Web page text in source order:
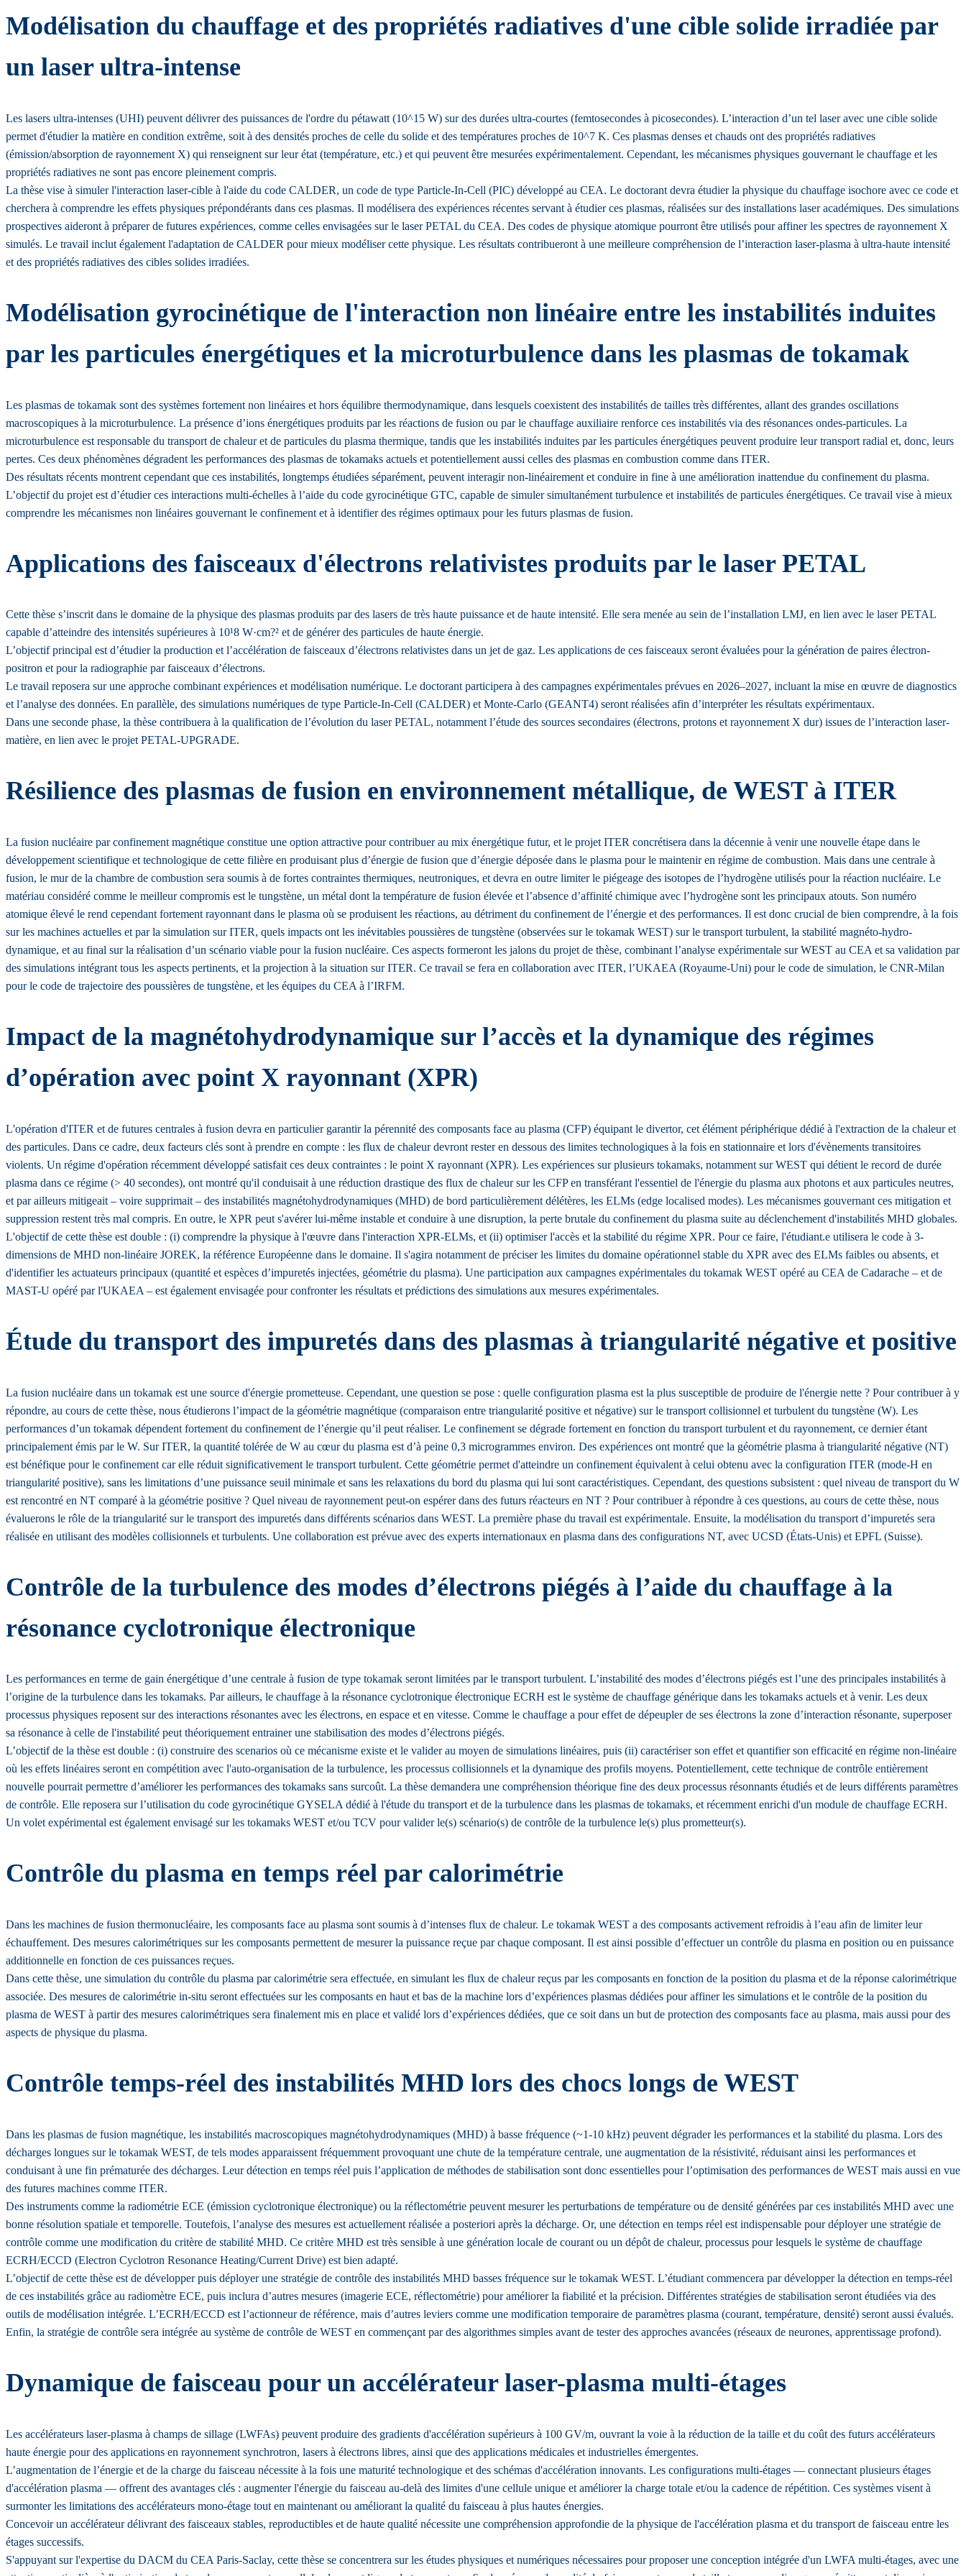
Modélisation du chauffage et des propriétés radiatives d'une cible solide irradiée par
un laser ultra-intense
Les lasers ultra-intenses (UHI) peuvent délivrer des puissances de l'ordre du pétawatt (10^15 W) sur des durées ultra-courtes (femtosecondes à picosecondes). L’interaction d’un tel laser avec une cible solide
permet d'étudier la matière en condition extrême, soit à des densités proches de celle du solide et des températures proches de 10^7 K. Ces plasmas denses et chauds ont des propriétés radiatives
(émission/absorption de rayonnement X) qui renseignent sur leur état (température, etc.) et qui peuvent être mesurées expérimentalement. Cependant, les mécanismes physiques gouvernant le chauffage et les
propriétés radiatives ne sont pas encore pleinement compris.
La thèse vise à simuler l'interaction laser-cible à l'aide du code CALDER, un code de type Particle-In-Cell (PIC) développé au CEA. Le doctorant devra étudier la physique du chauffage isochore avec ce code et
cherchera à comprendre les effets physiques prépondérants dans ces plasmas. Il modélisera des expériences récentes servant à étudier ces plasmas, réalisées sur des installations laser académiques. Des simulations
prospectives aideront à préparer de futures expériences, comme celles envisagées sur le laser PETAL du CEA. Des codes de physique atomique pourront être utilisés pour affiner les spectres de rayonnement X
simulés. Le travail inclut également l'adaptation de CALDER pour mieux modéliser cette physique. Les résultats contribueront à une meilleure compréhension de l’interaction laser-plasma à ultra-haute intensité
et des propriétés radiatives des cibles solides irradiées.
Modélisation gyrocinétique de l'interaction non linéaire entre les instabilités induites
par les particules énergétiques et la microturbulence dans les plasmas de tokamak
Les plasmas de tokamak sont des systèmes fortement non linéaires et hors équilibre thermodynamique, dans lesquels coexistent des instabilités de tailles très différentes, allant des grandes oscillations
macroscopiques à la microturbulence. La présence d’ions énergétiques produits par les réactions de fusion ou par le chauffage auxiliaire renforce ces instabilités via des résonances ondes-particules. La
microturbulence est responsable du transport de chaleur et de particules du plasma thermique, tandis que les instabilités induites par les particules énergétiques peuvent produire leur transport radial et, donc, leurs
pertes. Ces deux phénomènes dégradent les performances des plasmas de tokamaks actuels et potentiellement aussi celles des plasmas en combustion comme dans ITER.
Des résultats récents montrent cependant que ces instabilités, longtemps étudiées séparément, peuvent interagir non-linéairement et conduire in fine à une amélioration inattendue du confinement du plasma.
L’objectif du projet est d’étudier ces interactions multi-échelles à l’aide du code gyrocinétique GTC, capable de simuler simultanément turbulence et instabilités de particules énergétiques. Ce travail vise à mieux
comprendre les mécanismes non linéaires gouvernant le confinement et à identifier des régimes optimaux pour les futurs plasmas de fusion.
Applications des faisceaux d'électrons relativistes produits par le laser PETAL
Cette thèse s’inscrit dans le domaine de la physique des plasmas produits par des lasers de très haute puissance et de haute intensité. Elle sera menée au sein de l’installation LMJ, en lien avec le laser PETAL
capable d’atteindre des intensités supérieures à 10¹8 W·cm?² et de générer des particules de haute énergie.
L’objectif principal est d’étudier la production et l’accélération de faisceaux d’électrons relativistes dans un jet de gaz. Les applications de ces faisceaux seront évaluées pour la génération de paires électron-
positron et pour la radiographie par faisceaux d’électrons.
Le travail reposera sur une approche combinant expériences et modélisation numérique. Le doctorant participera à des campagnes expérimentales prévues en 2026–2027, incluant la mise en œuvre de diagnostics
et l’analyse des données. En parallèle, des simulations numériques de type Particle-In-Cell (CALDER) et Monte-Carlo (GEANT4) seront réalisées afin d’interpréter les résultats expérimentaux.
Dans une seconde phase, la thèse contribuera à la qualification de l’évolution du laser PETAL, notamment l’étude des sources secondaires (électrons, protons et rayonnement X dur) issues de l’interaction laser-
matière, en lien avec le projet PETAL-UPGRADE.
Résilience des plasmas de fusion en environnement métallique, de WEST à ITER
La fusion nucléaire par confinement magnétique constitue une option attractive pour contribuer au mix énergétique futur, et le projet ITER concrétisera dans la décennie à venir une nouvelle étape dans le
développement scientifique et technologique de cette filière en produisant plus d’énergie de fusion que d’énergie déposée dans le plasma pour le maintenir en régime de combustion. Mais dans une centrale à
fusion, le mur de la chambre de combustion sera soumis à de fortes contraintes thermiques, neutroniques, et devra en outre limiter le piégeage des isotopes de l’hydrogène utilisés pour la réaction nucléaire. Le
matériau considéré comme le meilleur compromis est le tungstène, un métal dont la température de fusion élevée et l’absence d’affinité chimique avec l’hydrogène sont les principaux atouts. Son numéro
atomique élevé le rend cependant fortement rayonnant dans le plasma où se produisent les réactions, au détriment du confinement de l’énergie et des performances. Il est donc crucial de bien comprendre, à la fois
sur les machines actuelles et par la simulation sur ITER, quels impacts ont les inévitables poussières de tungstène (observées sur le tokamak WEST) sur le transport turbulent, la stabilité magnéto-hydro-
dynamique, et au final sur la réalisation d’un scénario viable pour la fusion nucléaire. Ces aspects formeront les jalons du projet de thèse, combinant l’analyse expérimentale sur WEST au CEA et sa validation par
des simulations intégrant tous les aspects pertinents, et la projection à la situation sur ITER. Ce travail se fera en collaboration avec ITER, l’UKAEA (Royaume-Uni) pour le code de simulation, le CNR-Milan
pour le code de trajectoire des poussières de tungstène, et les équipes du CEA à l’IRFM.
Impact de la magnétohydrodynamique sur l’accès et la dynamique des régimes
d’opération avec point X rayonnant (XPR)
L'opération d'ITER et de futures centrales à fusion devra en particulier garantir la pérennité des composants face au plasma (CFP) équipant le divertor, cet élément périphérique dédié à l'extraction de la chaleur et
des particules. Dans ce cadre, deux facteurs clés sont à prendre en compte : les flux de chaleur devront rester en dessous des limites technologiques à la fois en stationnaire et lors d'évènements transitoires
violents. Un régime d'opération récemment développé satisfait ces deux contraintes : le point X rayonnant (XPR). Les expériences sur plusieurs tokamaks, notamment sur WEST qui détient le record de durée
plasma dans ce régime (> 40 secondes), ont montré qu'il conduisait à une réduction drastique des flux de chaleur sur les CFP en transférant l'essentiel de l'énergie du plasma aux photons et aux particules neutres,
et par ailleurs mitigeait – voire supprimait – des instabilités magnétohydrodynamiques (MHD) de bord particulièrement délétères, les ELMs (edge localised modes). Les mécanismes gouvernant ces mitigation et
suppression restent très mal compris. En outre, le XPR peut s'avérer lui-même instable et conduire à une disruption, la perte brutale du confinement du plasma suite au déclenchement d'instabilités MHD globales.
L'objectif de cette thèse est double : (i) comprendre la physique à l'œuvre dans l'interaction XPR-ELMs, et (ii) optimiser l'accès et la stabilité du régime XPR. Pour ce faire, l'étudiant.e utilisera le code à 3-
dimensions de MHD non-linéaire JOREK, la référence Européenne dans le domaine. Il s'agira notamment de préciser les limites du domaine opérationnel stable du XPR avec des ELMs faibles ou absents, et
d'identifier les actuateurs principaux (quantité et espèces d’impuretés injectées, géométrie du plasma). Une participation aux campagnes expérimentales du tokamak WEST opéré au CEA de Cadarache – et de
MAST-U opéré par l'UKAEA – est également envisagée pour confronter les résultats et prédictions des simulations aux mesures expérimentales.
Étude du transport des impuretés dans des plasmas à triangularité négative et positive
La fusion nucléaire dans un tokamak est une source d'énergie prometteuse. Cependant, une question se pose : quelle configuration plasma est la plus susceptible de produire de l'énergie nette ? Pour contribuer à y
répondre, au cours de cette thèse, nous étudierons l’impact de la géométrie magnétique (comparaison entre triangularité positive et négative) sur le transport collisionnel et turbulent du tungstène (W). Les
performances d’un tokamak dépendent fortement du confinement de l’énergie qu’il peut réaliser. Le confinement se dégrade fortement en fonction du transport turbulent et du rayonnement, ce dernier étant
principalement émis par le W. Sur ITER, la quantité tolérée de W au cœur du plasma est d’à peine 0,3 microgrammes environ. Des expériences ont montré que la géométrie plasma à triangularité négative (NT)
est bénéfique pour le confinement car elle réduit significativement le transport turbulent. Cette géométrie permet d'atteindre un confinement équivalent à celui obtenu avec la configuration ITER (mode-H en
triangularité positive), sans les limitations d’une puissance seuil minimale et sans les relaxations du bord du plasma qui lui sont caractéristiques. Cependant, des questions subsistent : quel niveau de transport du W
est rencontré en NT comparé à la géométrie positive ? Quel niveau de rayonnement peut-on espérer dans des futurs réacteurs en NT ? Pour contribuer à répondre à ces questions, au cours de cette thèse, nous
évaluerons le rôle de la triangularité sur le transport des impuretés dans différents scénarios dans WEST. La première phase du travail est expérimentale. Ensuite, la modélisation du transport d’impuretés sera
réalisée en utilisant des modèles collisionnels et turbulents. Une collaboration est prévue avec des experts internationaux en plasma dans des configurations NT, avec UCSD (États-Unis) et EPFL (Suisse).
Contrôle de la turbulence des modes d’électrons piégés à l’aide du chauffage à la
résonance cyclotronique électronique
Les performances en terme de gain énergétique d’une centrale à fusion de type tokamak seront limitées par le transport turbulent. L’instabilité des modes d’électrons piégés est l’une des principales instabilités à
l’origine de la turbulence dans les tokamaks. Par ailleurs, le chauffage à la résonance cyclotronique électronique ECRH est le système de chauffage générique dans les tokamaks actuels et à venir. Les deux
processus physiques reposent sur des interactions résonantes avec les électrons, en espace et en vitesse. Comme le chauffage a pour effet de dépeupler de ses électrons la zone d’interaction résonante, superposer
sa résonance à celle de l'instabilité peut théoriquement entrainer une stabilisation des modes d’électrons piégés.
L’objectif de la thèse est double : (i) construire des scenarios où ce mécanisme existe et le valider au moyen de simulations linéaires, puis (ii) caractériser son effet et quantifier son efficacité en régime non-linéaire
où les effets linéaires seront en compétition avec l'auto-organisation de la turbulence, les processus collisionnels et la dynamique des profils moyens. Potentiellement, cette technique de contrôle entièrement
nouvelle pourrait permettre d’améliorer les performances des tokamaks sans surcoût. La thèse demandera une compréhension théorique fine des deux processus résonnants étudiés et de leurs différents paramètres
de contrôle. Elle reposera sur l’utilisation du code gyrocinétique GYSELA dédié à l'étude du transport et de la turbulence dans les plasmas de tokamaks, et récemment enrichi d'un module de chauffage ECRH.
Un volet expérimental est également envisagé sur les tokamaks WEST et/ou TCV pour valider le(s) scénario(s) de contrôle de la turbulence le(s) plus prometteur(s).
Contrôle du plasma en temps réel par calorimétrie
Dans les machines de fusion thermonucléaire, les composants face au plasma sont soumis à d’intenses flux de chaleur. Le tokamak WEST a des composants activement refroidis à l’eau afin de limiter leur
échauffement. Des mesures calorimétriques sur les composants permettent de mesurer la puissance reçue par chaque composant. Il est ainsi possible d’effectuer un contrôle du plasma en position ou en puissance
additionnelle en fonction de ces puissances reçues.
Dans cette thèse, une simulation du contrôle du plasma par calorimétrie sera effectuée, en simulant les flux de chaleur reçus par les composants en fonction de la position du plasma et de la réponse calorimétrique
associée. Des mesures de calorimétrie in-situ seront effectuées sur les composants en haut et bas de la machine lors d’expériences plasmas dédiées pour affiner les simulations et le contrôle de la position du
plasma de WEST à partir des mesures calorimétriques sera finalement mis en place et validé lors d’expériences dédiées, que ce soit dans un but de protection des composants face au plasma, mais aussi pour des
aspects de physique du plasma.
Contrôle temps-réel des instabilités MHD lors des chocs longs de WEST
Dans les plasmas de fusion magnétique, les instabilités macroscopiques magnétohydrodynamiques (MHD) à basse fréquence (~1-10 kHz) peuvent dégrader les performances et la stabilité du plasma. Lors des
décharges longues sur le tokamak WEST, de tels modes apparaissent fréquemment provoquant une chute de la température centrale, une augmentation de la résistivité, réduisant ainsi les performances et
conduisant à une fin prématurée des décharges. Leur détection en temps réel puis l’application de méthodes de stabilisation sont donc essentielles pour l’optimisation des performances de WEST mais aussi en vue
des futures machines comme ITER.
Des instruments comme la radiométrie ECE (émission cyclotronique électronique) ou la réflectométrie peuvent mesurer les perturbations de température ou de densité générées par ces instabilités MHD avec une
bonne résolution spatiale et temporelle. Toutefois, l’analyse des mesures est actuellement réalisée a posteriori après la décharge. Or, une détection en temps réel est indispensable pour déployer une stratégie de
contrôle comme une modification du critère de stabilité MHD. Ce critère MHD est très sensible à une génération locale de courant ou un dépôt de chaleur, processus pour lesquels le système de chauffage
ECRH/ECCD (Electron Cyclotron Resonance Heating/Current Drive) est bien adapté.
L’objectif de cette thèse est de développer puis déployer une stratégie de contrôle des instabilités MHD basses fréquence sur le tokamak WEST. L’étudiant commencera par développer la détection en temps-réel
de ces instabilités grâce au radiomètre ECE, puis inclura d’autres mesures (imagerie ECE, réflectométrie) pour améliorer la fiabilité et la précision. Différentes stratégies de stabilisation seront étudiées via des
outils de modélisation intégrée. L’ECRH/ECCD est l’actionneur de référence, mais d’autres leviers comme une modification temporaire de paramètres plasma (courant, température, densité) seront aussi évalués.
Enfin, la stratégie de contrôle sera intégrée au système de contrôle de WEST en commençant par des algorithmes simples avant de tester des approches avancées (réseaux de neurones, apprentissage profond).
Dynamique de faisceau pour un accélérateur laser-plasma multi-étages
Les accélérateurs laser-plasma à champs de sillage (LWFAs) peuvent produire des gradients d'accélération supérieurs à 100 GV/m, ouvrant la voie à la réduction de la taille et du coût des futurs accélérateurs
haute énergie pour des applications en rayonnement synchrotron, lasers à électrons libres, ainsi que des applications médicales et industrielles émergentes.
L’augmentation de l’énergie et de la charge du faisceau nécessite à la fois une maturité technologique et des schémas d'accélération innovants. Les configurations multi-étages — connectant plusieurs étages
d'accélération plasma — offrent des avantages clés : augmenter l'énergie du faisceau au-delà des limites d'une cellule unique et améliorer la charge totale et/ou la cadence de répétition. Ces systèmes visent à
surmonter les limitations des accélérateurs mono-étage tout en maintenant ou améliorant la qualité du faisceau à plus hautes énergies.
Concevoir un accélérateur délivrant des faisceaux stables, reproductibles et de haute qualité nécessite une compréhension approfondie de la physique de l'accélération plasma et du transport de faisceau entre les
étages successifs.
S'appuyant sur l'expertise du DACM du CEA Paris-Saclay, cette thèse se concentrera sur les études physiques et numériques nécessaires pour proposer une conception intégrée d'un LWFA multi-étages, avec une